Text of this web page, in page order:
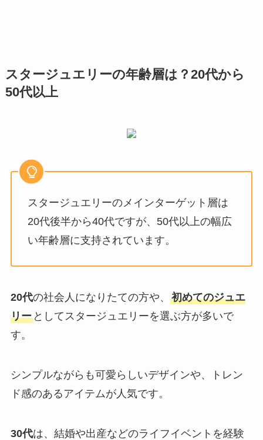
スタージュエリーの年齢層は？20代から
50代以上
スタージュエリーのメインターゲット層は
20代後半から40代ですが、50代以上の幅広
い年齢層に支持されています。
20代の社会人になりたての方や、 初めてのジュエ
リーとしてスタージュエリーを選ぶ方が多いで
す。
シンプルながらも可愛らしいデザインや、トレン
ド感のあるアイテムが人気です。
30代は、結婚や出産などのライフイベントを経験